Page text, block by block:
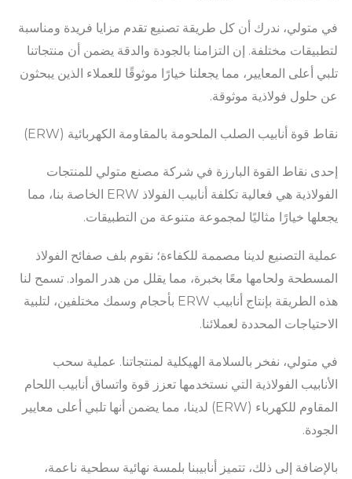
في متولي، ندرك أن كل طريقة تصنيع تقدم مزايا فريدة ومناسبة
لتطبيقات مختلفة. إن التزامنا بالجودة والدقة يضمن أن منتجاتنا
تلبي أعلى المعايير، مما يجعلنا خيارًا موثوقًا للعملاء الذين يبحثون
عن حلول فولاذية موثوقة.
نقاط قوة أنابيب الصلب الملحومة بالمقاومة الكهربائية (ERW)
إحدى نقاط القوة البارزة في شركة مصنع متولي للمنتجات
الفولاذية هي فعالية تكلفة أنابيب الفولاذ ERW الخاصة بنا، مما
يجعلها خيارًا مثاليًا لمجموعة متنوعة من التطبيقات.
عملية التصنيع لدينا مصممة للكفاءة؛ نقوم بلف صفائح الفولاذ
المسطحة ولحامها معًا بخبرة، مما يقلل من هدر المواد. تسمح لنا
هذه الطريقة بإنتاج أنابيب ERW بأحجام وسمك مختلفين، لتلبية
الاحتياجات المحددة لعملائنا.
في متولي، نفخر بالسلامة الهيكلية لمنتجاتنا. عملية سحب
الأنابيب الفولاذية التي نستخدمها تعزز قوة واتساق أنابيب اللحام
المقاوم للكهرباء (ERW) لدينا، مما يضمن أنها تلبي أعلى معايير
الجودة.
بالإضافة إلى ذلك، تتميز أنابيبنا بلمسة نهائية سطحية ناعمة،